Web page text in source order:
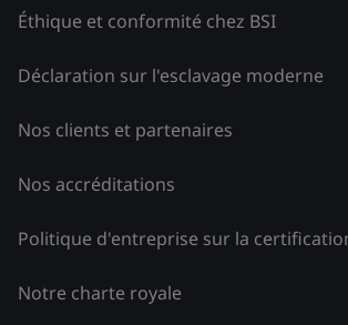
Éthique et conformité chez BSI
Déclaration sur l'esclavage moderne
Nos clients et partenaires
Nos accréditations
Politique d'entreprise sur la
Notre charte royale